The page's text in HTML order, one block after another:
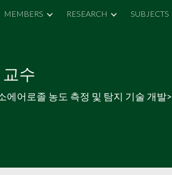
Skip to navigation
MEMBERS RESEARCH SUBJECTS
수
에어로졸 농도 측정 및 탐지 기술 개발>